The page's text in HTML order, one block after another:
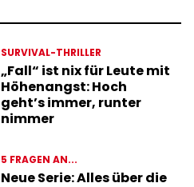
SURVIVAL-THRILLER
„Fall“ ist nix für Leute mit
Höhenangst: Hoch
geht’s immer, runter
nimmer
5 FRAGEN AN...
Neue Serie: Alles über die